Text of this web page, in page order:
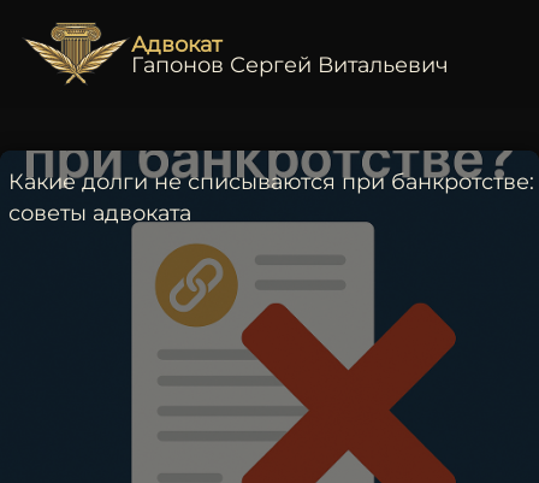
Адвокат
Гапонов Сергей Витальевич
Какие долги не списываются при банкротстве:
советы адвоката